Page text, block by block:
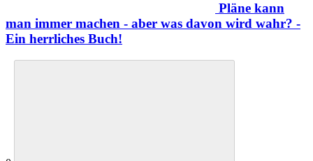
Pläne kann
man immer machen - aber was davon wird wahr? -
Ein herrliches Buch!